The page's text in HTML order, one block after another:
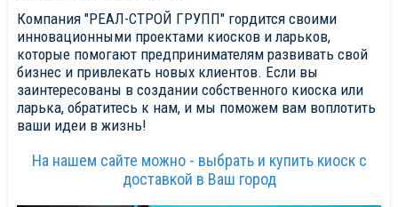
Компания "РЕАЛ-СТРОЙ ГРУПП" гордится своими
инновационными проектами киосков и ларьков,
которые помогают предпринимателям развивать свой
бизнес и привлекать новых клиентов. Если вы
заинтересованы в создании собственного киоска или
ларька, обратитесь к нам, и мы поможем вам воплотить
ваши идеи в жизнь!
На нашем сайте можно - выбрать и купить киоск с
доставкой в Ваш город